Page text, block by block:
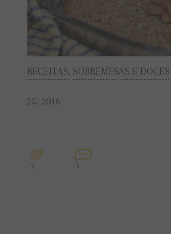
RECEITAS, SOBREMESAS E DOCES
25, 2016
0 0